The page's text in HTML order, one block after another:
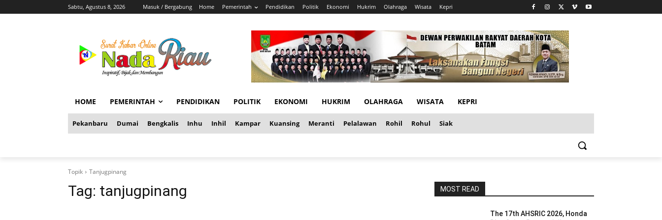
Sabtu, Agustus 8, 2026 Masuk / Bergabung Home Pemerintah Pendidikan Politik Ekonomi Hukrim Olahraga Wisata Kepri
HOME PEMERINTAH PENDIDIKAN POLITIK EKONOMI HUKRIM OLAHRAGA WISATA KEPRI
Pekanbaru Dumai Bengkalis Inhu Inhil Kampar Kuansing Meranti Pelalawan Rohil Rohul Siak
Topik Tanjugpinang
Tag: tanjugpinang MOST READ
The 17th AHSRIC 2026, Honda